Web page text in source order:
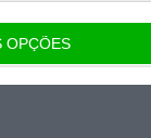
OPÇÕES